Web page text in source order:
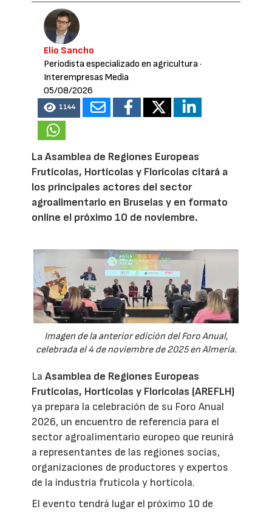
Elio Sancho
Periodista especializado en agricultura·
Interempresas Media
05/08/2026
1144
La Asamblea de Regiones Europeas
Frutícolas, Hortícolas y Florícolas citará a
los principales actores del sector
agroalimentario en Bruselas y en formato
online el próximo 10 de noviembre.
Imagen de la anterior edición del Foro Anual,
celebrada el 4 de noviembre de 2025 en Almería.
LaAsamblea de Regiones Europeas
Frutícolas, Hortícolas y Florícolas (AREFLH)
ya prepara la celebración de su Foro Anual
2026, un encuentro de referencia para el
sector agroalimentario europeo que reunirá
a representantes de las regiones socias,
organizaciones de productores y expertos
de la industria frutícola y hortícola.
El evento tendrá lugar el próximo 10 de